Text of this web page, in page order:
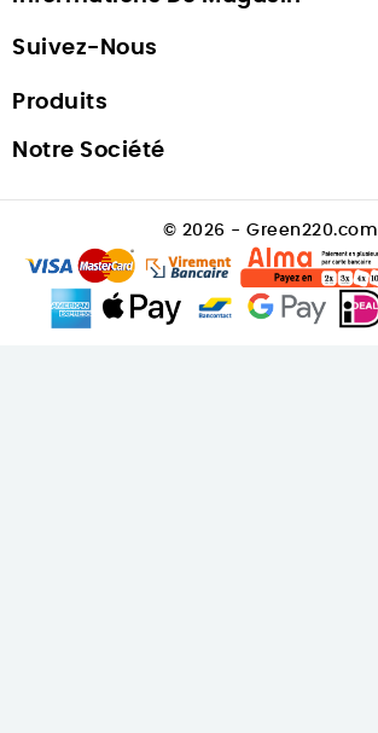
Suivez-Nous
Produits
Notre Société
© 2026 - Green220.com